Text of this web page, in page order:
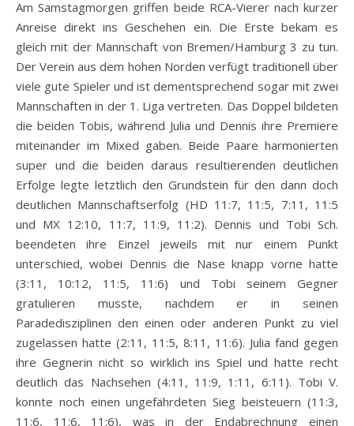
Am Samstagmorgen griffen beide RCA-Vierer nach kurzer
Anreise direkt ins Geschehen ein. Die Erste bekam es
gleich mit der Mannschaft von Bremen/Hamburg 3 zu tun.
Der Verein aus dem hohen Norden verfügt traditionell über
viele gute Spieler und ist dementsprechend sogar mit zwei
Mannschaften in der 1. Liga vertreten. Das Doppel bildeten
die beiden Tobis, während Julia und Dennis ihre Premiere
miteinander im Mixed gaben. Beide Paare harmonierten
super und die beiden daraus resultierenden deutlichen
Erfolge legte letztlich den Grundstein für den dann doch
deutlichen Mannschaftserfolg (HD 11:7, 11:5, 7:11, 11:5
und MX 12:10, 11:7, 11:9, 11:2). Dennis und Tobi Sch.
beendeten ihre Einzel jeweils mit nur einem Punkt
unterschied, wobei Dennis die Nase knapp vorne hatte
(3:11, 10:12, 11:5, 11:6) und Tobi seinem Gegner
gratulieren musste, nachdem er in seinen
Paradedisziplinen den einen oder anderen Punkt zu viel
zugelassen hatte (2:11, 11:5, 8:11, 11:6). Julia fand gegen
ihre Gegnerin nicht so wirklich ins Spiel und hatte recht
deutlich das Nachsehen (4:11, 11:9, 1:11, 6:11). Tobi V.
konnte noch einen ungefährdeten Sieg beisteuern (11:3,
11:6, 11:6, 11:6), was in der Endabrechnung einen